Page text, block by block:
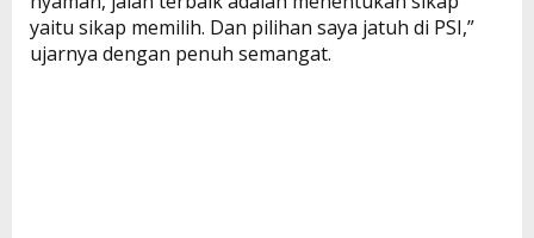
yaitu sikap memilih. Dan pilihan saya jatuh di PSI,”
ujarnya dengan penuh semangat.